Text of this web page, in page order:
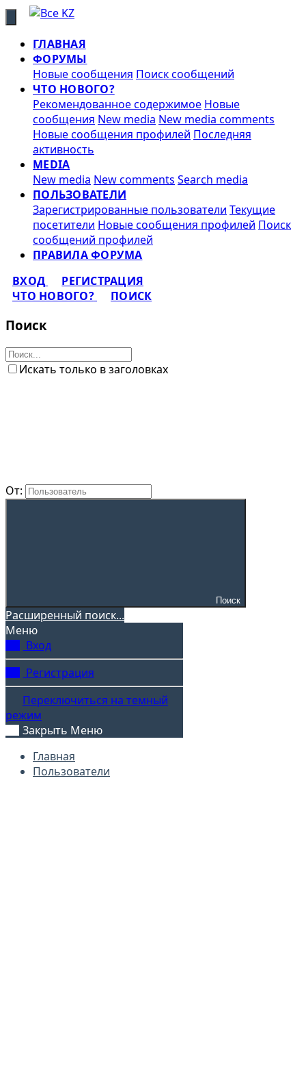
ГЛАВНАЯ
ФОРУМЫ
Новые сообщения Поиск сообщений
ЧТО НОВОГО?
Рекомендованное содержимое Новые
сообщения New media New media comments
Новые сообщения профилей Последняя
активность
MEDIA
New media New comments Search media
ПОЛЬЗОВАТЕЛИ
Зарегистрированные пользователи Текущие
посетители Новые сообщения профилей Поиск
сообщений профилей
ПРАВИЛА ФОРУМА
ВХОД
РЕГИСТРАЦИЯ
ЧТО НОВОГО?
ПОИСК
Поиск
Искать только в заголовках
От:
Поиск
Расширенный поиск...
Меню
Вход
Регистрация
Переключиться на темный
режим
Закрыть Меню
Главная
Пользователи